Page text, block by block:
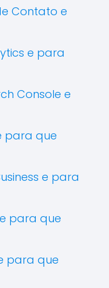
Contato e
e para
Console e
para que
e para
para que
para que